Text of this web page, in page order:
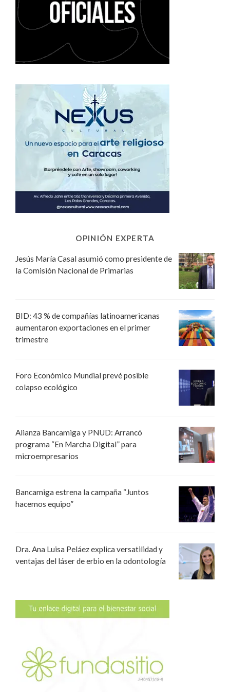
OPINIÓN EXPERTA
Jesús María Casal asumió como presidente de
la Comisión Nacional de Primarias
BID: 43 % de compañías latinoamericanas
aumentaron exportaciones en el primer
trimestre
Foro Económico Mundial prevé posible
colapso ecológico
Alianza Bancamiga y PNUD: Arrancó
programa “En Marcha Digital” para
microempresarios
Bancamiga estrena la campaña “Juntos
hacemos equipo”
Dra. Ana Luisa Peláez explica versatilidad y
ventajas del láser de erbio en la odontología